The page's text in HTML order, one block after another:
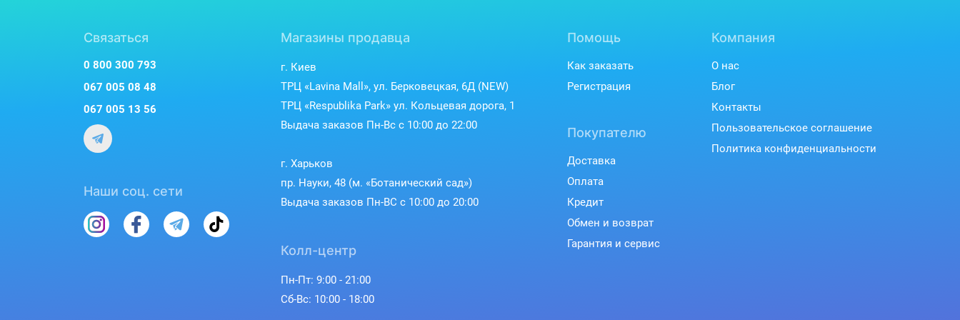
Связаться
0 800 300 793
067 005 08 48
067 005 13 56
Наши соц. сети
Магазины продавца
г. Киев
ТРЦ «Lavina Mall», ул. Берковецкая, 6Д (NEW)
ТРЦ «Respublika Park» ул. Кольцевая дорога, 1
Выдача заказов Пн-Вс с 10:00 до 22:00
г. Харьков
пр. Науки, 48 (м. «Ботанический сад»)
Выдача заказов Пн-ВС с 10:00 до 20:00
Колл-центр
Пн-Пт: 9:00 - 21:00
Сб-Вс: 10:00 - 18:00
Помощь
Как заказать
Регистрация
Покупателю
Доставка
Оплата
Кредит
Обмен и возврат
Гарантия и сервис
Компания
О нас
Блог
Контакты
Пользовательское соглашение
Политика конфиденциальности